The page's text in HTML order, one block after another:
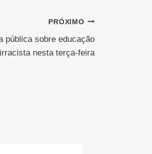
PRÓXIMO
pública sobre educação
nesta terça-feira